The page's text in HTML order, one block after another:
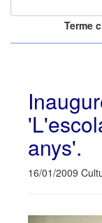
Terme
anys'.
16/01/2009